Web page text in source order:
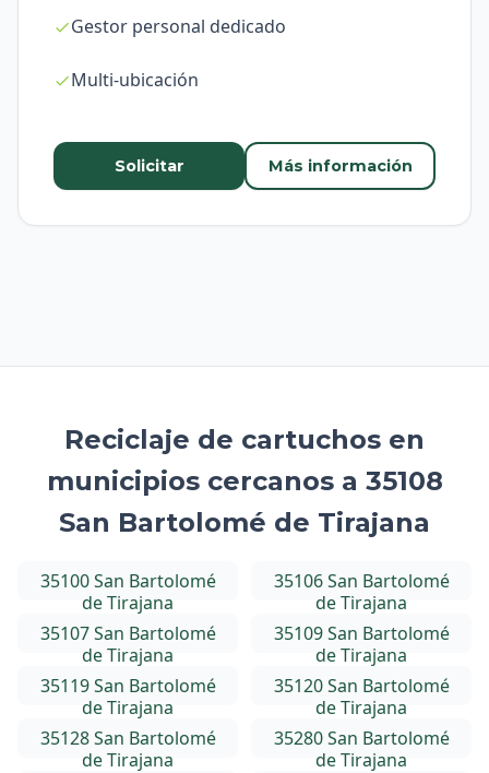
Gestor personal dedicado
Multi-ubicación
Solicitar Más información
Reciclaje de cartuchos en
municipios cercanos a 35108
San Bartolomé de Tirajana
35100 San Bartolomé
de Tirajana
35106 San Bartolomé
de Tirajana
35107 San Bartolomé
de Tirajana
35109 San Bartolomé
de Tirajana
35119 San Bartolomé
de Tirajana
35120 San Bartolomé
de Tirajana
35128 San Bartolomé
de Tirajana
35280 San Bartolomé
de Tirajana